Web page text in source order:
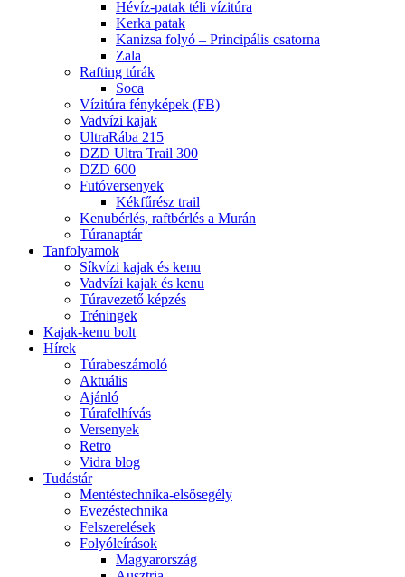
Hévíz-patak téli vízitúra
Kerka patak
Kanizsa folyó – Principális csatorna
Zala
Rafting túrák
Soca
Vízitúra fényképek (FB)
Vadvízi kajak
UltraRába 215
DZD Ultra Trail 300
DZD 600
Futóversenyek
Kékfűrész trail
Kenubérlés, raftbérlés a Murán
Túranaptár
Tanfolyamok
Síkvízi kajak és kenu
Vadvízi kajak és kenu
Túravezető képzés
Tréningek
Kajak-kenu bolt
Hírek
Túrabeszámoló
Aktuális
Ajánló
Túrafelhívás
Versenyek
Retro
Vidra blog
Tudástár
Mentéstechnika-elsősegély
Evezéstechnika
Felszerelések
Folyóleírások
Magyarország